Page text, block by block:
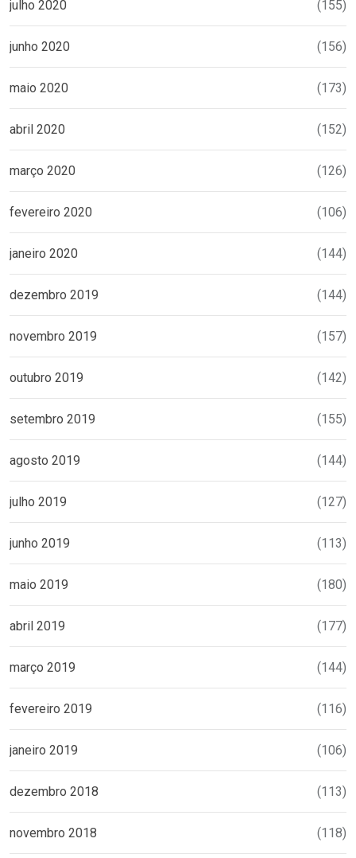
julho 2020 (155)
junho 2020 (156)
maio 2020 (173)
abril 2020 (152)
março 2020 (126)
fevereiro 2020 (106)
janeiro 2020 (144)
dezembro 2019 (144)
novembro 2019 (157)
outubro 2019 (142)
setembro 2019 (155)
agosto 2019 (144)
julho 2019 (127)
junho 2019 (113)
maio 2019 (180)
abril 2019 (177)
março 2019 (144)
fevereiro 2019 (116)
janeiro 2019 (106)
dezembro 2018 (113)
novembro 2018 (118)